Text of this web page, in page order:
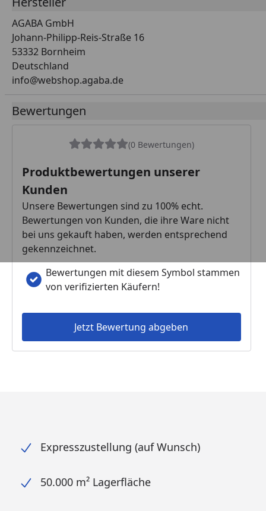
AGABA GmbH
Johann-Philipp-Reis-Straße 16
53332 Bornheim
Deutschland
info@webshop.agaba.de
Bewertungen
(0 Bewertungen)
Produktbewertungen unserer
Kunden
Unsere Bewertungen sind zu 100% echt.
Bewertungen von Kunden, die ihre Ware nicht
bei uns gekauft haben, werden entsprechend
gekennzeichnet.
Bewertungen mit diesem Symbol stammen
von verifizierten Käufern!
Jetzt Bewertung abgeben
Expresszustellung (auf Wunsch)
50.000 m² Lagerfläche